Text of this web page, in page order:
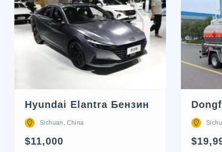
Hyundai Elantra Бензин
Sichuan, China
$11,000